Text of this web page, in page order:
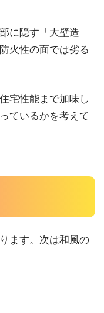
に隠す「大壁造
火性の面では劣る
宅性能まで加味し
ているかを考えて
ます。次は和風の